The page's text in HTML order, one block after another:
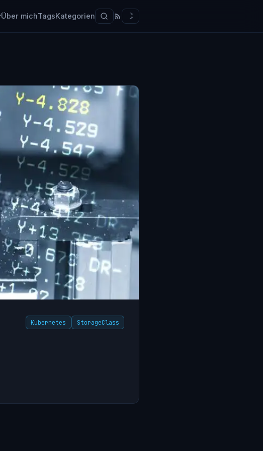
Über michTagsKategorien ☽
Kubernetes StorageClass